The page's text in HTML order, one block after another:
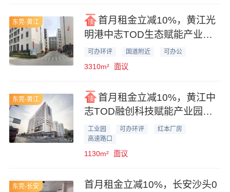
东莞-黄江
首月租金立减10%，黄江光
明港中志TOD生态赋能产业园
3310平米厂房业主直租
可办环评 国道附近 可办公
3310m² 面议
东莞-黄江
首月租金立减10%，黄江中
志TOD融创科技赋能产业园
1130平米厂房业主直租
工业园 可办环评
红本厂房
高速路口
1130m² 面议
东莞-长安
首月租金立减10%，长安沙头0